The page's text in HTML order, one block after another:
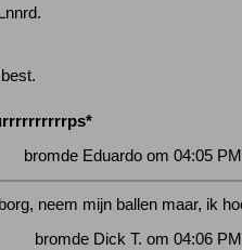
bromde Eduardo om 04:05
neem mijn ballen maar, ik
bromde Dick T. om 04:06